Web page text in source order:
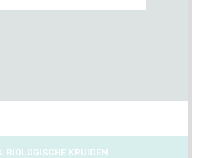
BIOLOGISCHE KRUIDEN